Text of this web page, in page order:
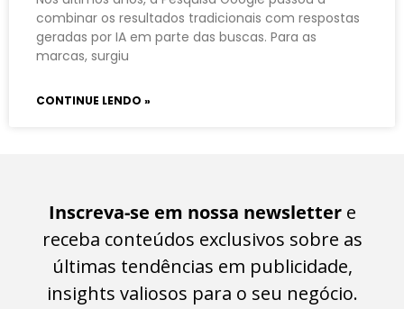
combinar os resultados tradicionais com respostas
geradas por IA em parte das buscas. Para as
marcas, surgiu
CONTINUE LENDO »
Inscreva-se em nossa newslettere
receba conteúdos exclusivos sobre as
últimas tendências em publicidade,
insights valiosos para o seu negócio.